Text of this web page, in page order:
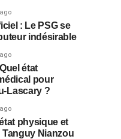
: Le PSG se
indésirable
état
pour
Lascary ?
physique et
Nianzou